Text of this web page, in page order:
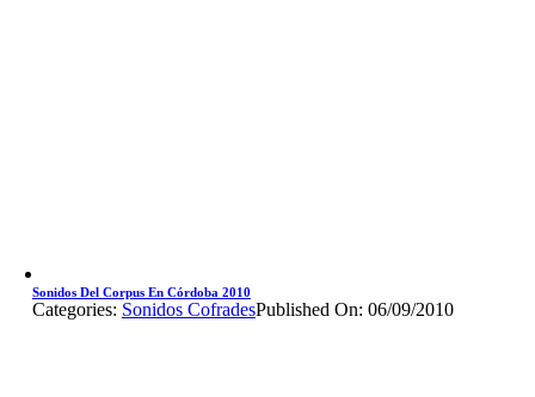
Sonidos Del Corpus En Córdoba 2010
Categories: Sonidos CofradesPublished On: 06/09/2010